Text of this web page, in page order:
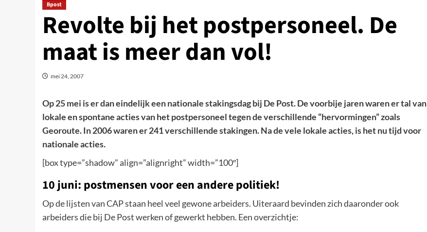
Bpost
Revolte bij het postpersoneel. De
maat is meer dan vol!
mei 24, 2007
Op 25 mei is er dan eindelijk een nationale stakingsdag bij De Post. De voorbije jaren waren er tal van
lokale en spontane acties van het postpersoneel tegen de verschillende “hervormingen” zoals
Georoute. In 2006 waren er 241 verschillende stakingen. Na de vele lokale acties, is het nu tijd voor
nationale acties.
[box type=”shadow” align=”alignright” width=”100″]
10 juni: postmensen voor een andere politiek!
Op de lijsten van CAP staan heel veel gewone arbeiders. Uiteraard bevinden zich daaronder ook
arbeiders die bij De Post werken of gewerkt hebben. Een overzichtje: